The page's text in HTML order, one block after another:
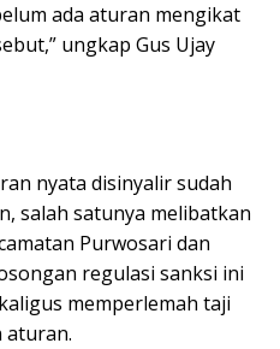
ada aturan mengikat
ungkap Gus Ujay
nyata disinyalir sudah
salah satunya melibatkan
Purwosari dan
regulasi sanksi ini
memperlemah taji
aturan.